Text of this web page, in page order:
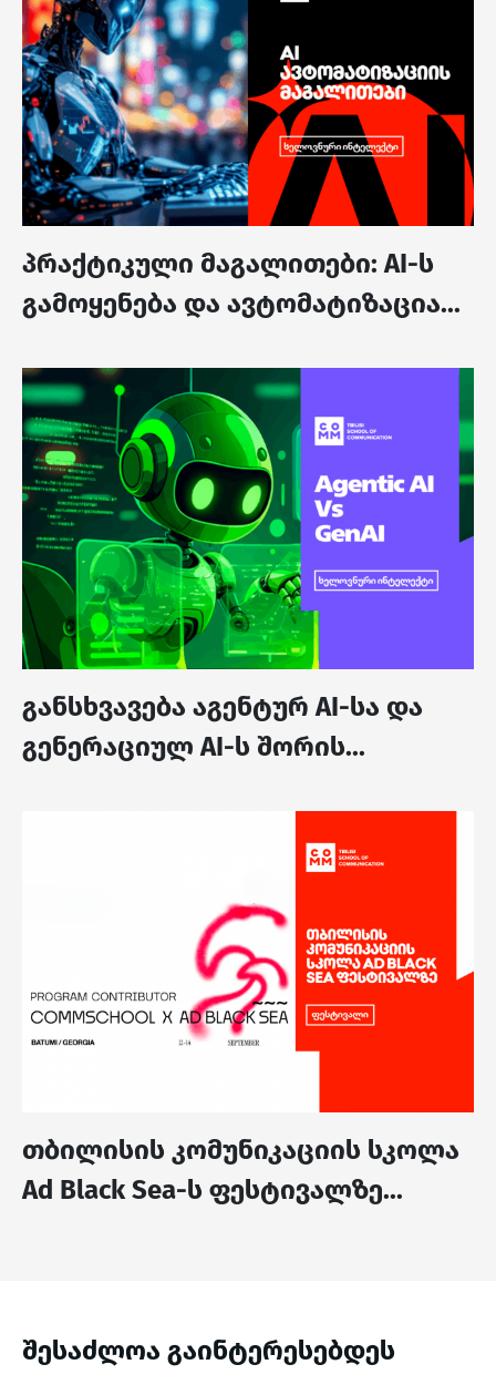
პრაქტიკული მაგალითები: AI-ს
გამოყენება და ავტომატიზაცია...
განსხვავება აგენტურ AI-სა და
გენერაციულ AI-ს შორის...
თბილისის კომუნიკაციის სკოლა
Ad Black Sea-ს ფესტივალზე...
შესაძლოა გაინტერესებდეს